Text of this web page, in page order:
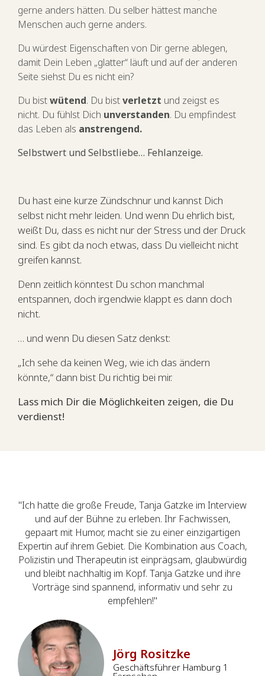
gerne anders hätten. Du selber hättest manche
Menschen auch gerne anders.
Du würdest Eigenschaften von Dir gerne ablegen,
damit Dein Leben „glatter“ läuft und auf der anderen
Seite siehst Du es nicht ein?
Du bistwütend. Du bistverletzt und zeigst es
nicht. Du fühlst Dich unverstanden. Du empfindest
das Leben als anstrengend.
Selbstwert und Selbstliebe… Fehlanzeige.
Du hast eine kurze Zündschnur und kannst Dich
selbst nicht mehr leiden. Und wenn Du ehrlich bist,
weißt Du, dass es nicht nur der Stress und der Druck
sind. Es gibt da noch etwas, dass Du vielleicht nicht
greifen kannst.
Denn zeitlich könntest Du schon manchmal
entspannen, doch irgendwie klappt es dann doch
nicht.
… und wenn Du diesen Satz denkst:
„Ich sehe da keinen Weg, wie ich das ändern
könnte,“ dann bist Du richtig bei mir.
Lass mich Dir die Möglichkeiten zeigen, die Du
verdienst!
"Ich hatte die große Freude, Tanja Gatzke im Interview
und auf der Bühne zu erleben. Ihr Fachwissen,
gepaart mit Humor, macht sie zu einer einzigartigen
Expertin auf ihrem Gebiet. Die Kombination aus Coach,
Polizistin und Therapeutin ist einprägsam, glaubwürdig
und bleibt nachhaltig im Kopf. Tanja Gatzke und ihre
Vorträge sind spannend, informativ und sehr zu
empfehlen!"
Jörg Rositzke
Geschäftsführer Hamburg 1